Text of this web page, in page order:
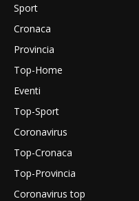
Sport
Cronaca
Provincia
Top-Home
Eventi
Top-Sport
Coronavirus
Top-Cronaca
Top-Provincia
Coronavirus top